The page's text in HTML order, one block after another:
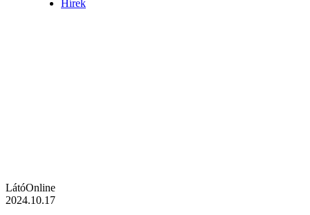
Hírek
LátóOnline
2024.10.17